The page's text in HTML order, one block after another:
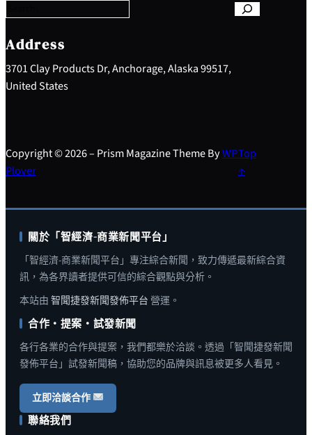
c
h
Address
3701 Clay Products Dr, Anchorage, Alaska 99517,
United States
Copyright © 2026 – Prism Magazine Theme ByWP
Plover
Top
↑
關於「智經濟-商業新聞平台」
「智經濟-商業新聞平台」專注綜合新聞，致力傳遞最新綜合資
訊，為各界讀者提供可信的綜合觀點與分析。
本站由 智聞捷發新聞發佈平台 營運。
合作・提案・試發新聞
各行各業的合作與提案，我們都樂於洽談。透過「智聞捷發新聞
發佈平台」試發新聞稿，協助您的品牌與訊息被更多人看見。
立即洽談合作
聯絡我們